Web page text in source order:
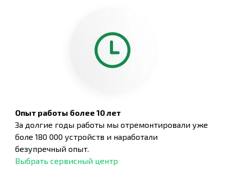
Опыт работы более 10 лет
За долгие годы работы мы отремонтировали уже
боле 180 000 устройств и наработали
безупречный опыт.
Выбрать сервисный центр